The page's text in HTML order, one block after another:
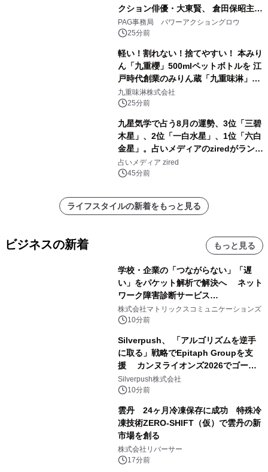
クション俳優・大東賢、 倉田保昭主演
映画『夢物語』で倉田保昭、 サモ・ハ
ン・キンポーと共演 国際舞台へ活躍
の場を広げる
PAG事務局 パワーアクショングロウ
25分前
軽い！割れない！捨てやすい！ 本みり
ん「九重櫻」500mlペットボトルを 江
戸時代創業のみりん蔵「九重味淋」が
8月25日に新発売
九重味淋株式会社
25分前
九星気学で占う8月の運勢、3位「三碧
木星」、2位「一白水星」、1位「六白
金星」。占いメディアのziredがランキ
ングを発表
占いメディア zired
45分前
ライフスタイルの新着をもっと見る
ビジネスの新着 もっと見る
学校・企業の「つながらない」「遅
い」をパケット解析で解決へ ネット
ワーク障害診断サービス
「Sonarman」の一般販売を開始
株式会社マトリックスコミュニケーションズ
10分前
Silverpush、 「アルゴリズムを逆手
に取る」戦略でEpitaph Groupを支
援 カンヌライオンズ2026でゴール
ド2部門を含む3賞受賞に貢献
Silverpush株式会社
10分前
雲丹 24ヶ月冷凍保存に成功 特殊冷
凍技術ZERO-SHIFT（仮）で雲丹の新
市場を創る
株式会社リバーサー
17分前